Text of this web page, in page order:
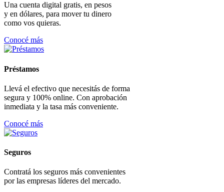
Una cuenta digital gratis, en pesos
y en dólares, para mover tu dinero
como vos quieras.
Conocé más
Préstamos
Llevá el efectivo que necesitás de forma
segura y 100% online. Con aprobación
inmediata y la tasa más conveniente.
Conocé más
Seguros
Contratá los seguros más convenientes
por las empresas líderes del mercado.